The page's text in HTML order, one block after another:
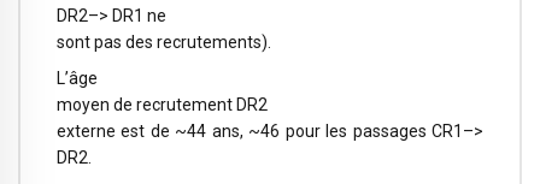
DR2–> DR1 ne
sont pas des recrutements).
L’âge
moyen de recrutement DR2
externe est de ~44 ans, ~46 pour les passages CR1–>
DR2.